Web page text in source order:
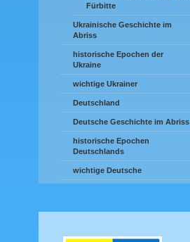
Fürbitte
Ukrainische Geschichte im
Abriss
historische Epochen der
Ukraine
wichtige Ukrainer
Deutschland
Deutsche Geschichte im Abriss
historische Epochen
Deutschlands
wichtige Deutsche